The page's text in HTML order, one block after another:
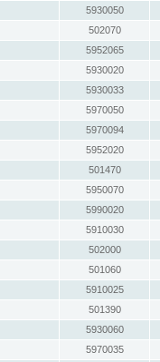
5930050
502070
5952065
5930020
5930033
5970050
5970094
5952020
501470
5950070
5990020
5910030
502000
501060
5910025
501390
5930060
5970035